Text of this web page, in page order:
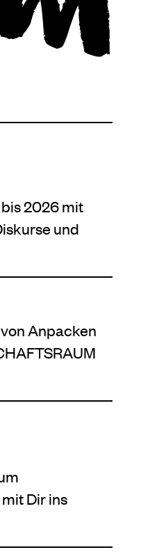
2026 mit
und
Anpacken
Dir ins